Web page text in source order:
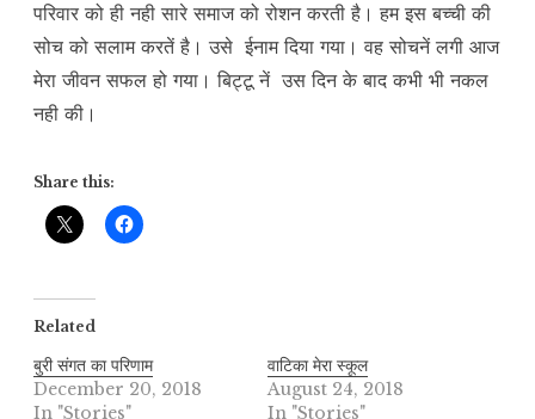
परिवार को ही नही सारे समाज को रोशन करती है। हम इस बच्ची की
सोच को सलाम करतें है। उसे ईनाम दिया गया। वह सोचनें लगी आज
मेरा जीवन सफल हो गया। बिट्टू नें उस दिन के बाद कभी भी नकल
नही की।
Share this:
Related
बुरी संगत का परिणाम
December 20, 2018
In "Stories"
वाटिका मेरा स्कूल
August 24, 2018
In "Stories"